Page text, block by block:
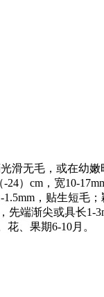
滑无毛，或在幼
）cm，宽10-
，贴生短毛
端渐尖或具长1-
、果期6-10月。